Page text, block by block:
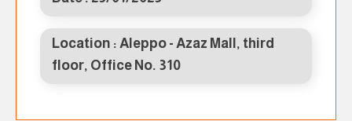
Location : Aleppo - Azaz Mall, third
floor, Office No. 310